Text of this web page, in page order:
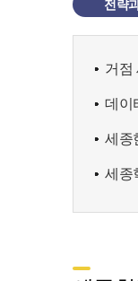
전략
거점
데이
세종
세종